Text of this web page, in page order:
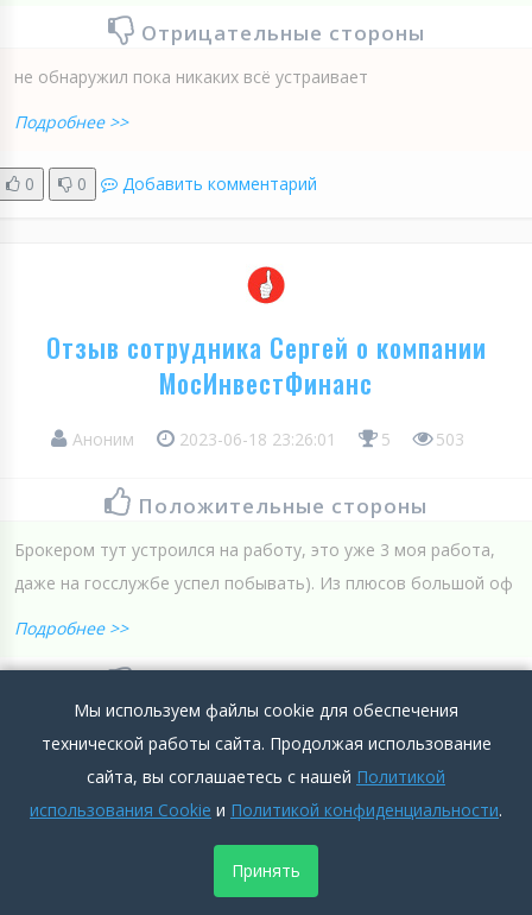
Отрицательные стороны
не обнаружил пока никаких всё устраивает
Подробнее >>
0 0 Добавить комментарий
Отзыв сотрудника Сергей о компании
МосИнвестФинанс
Аноним 2023-06-18 23:26:01 5 503
Положительные стороны
Брокером тут устроился на работу, это уже 3 моя работа,
даже на госслужбе успел побывать). Из плюсов большой оф
Подробнее >>
хочу карьерного роста
Подробнее >>
Мы используем файлы cookie для обеспечения
технической работы сайта. Продолжая использование
сайта, вы соглашаетесь с нашей Политикой
использования Cookie и Политикой конфиденциальности.
Принять